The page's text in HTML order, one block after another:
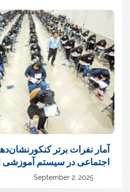
آمار نفرات برتر
اجتماعی در سیستم آموزشی
September 2, 2025